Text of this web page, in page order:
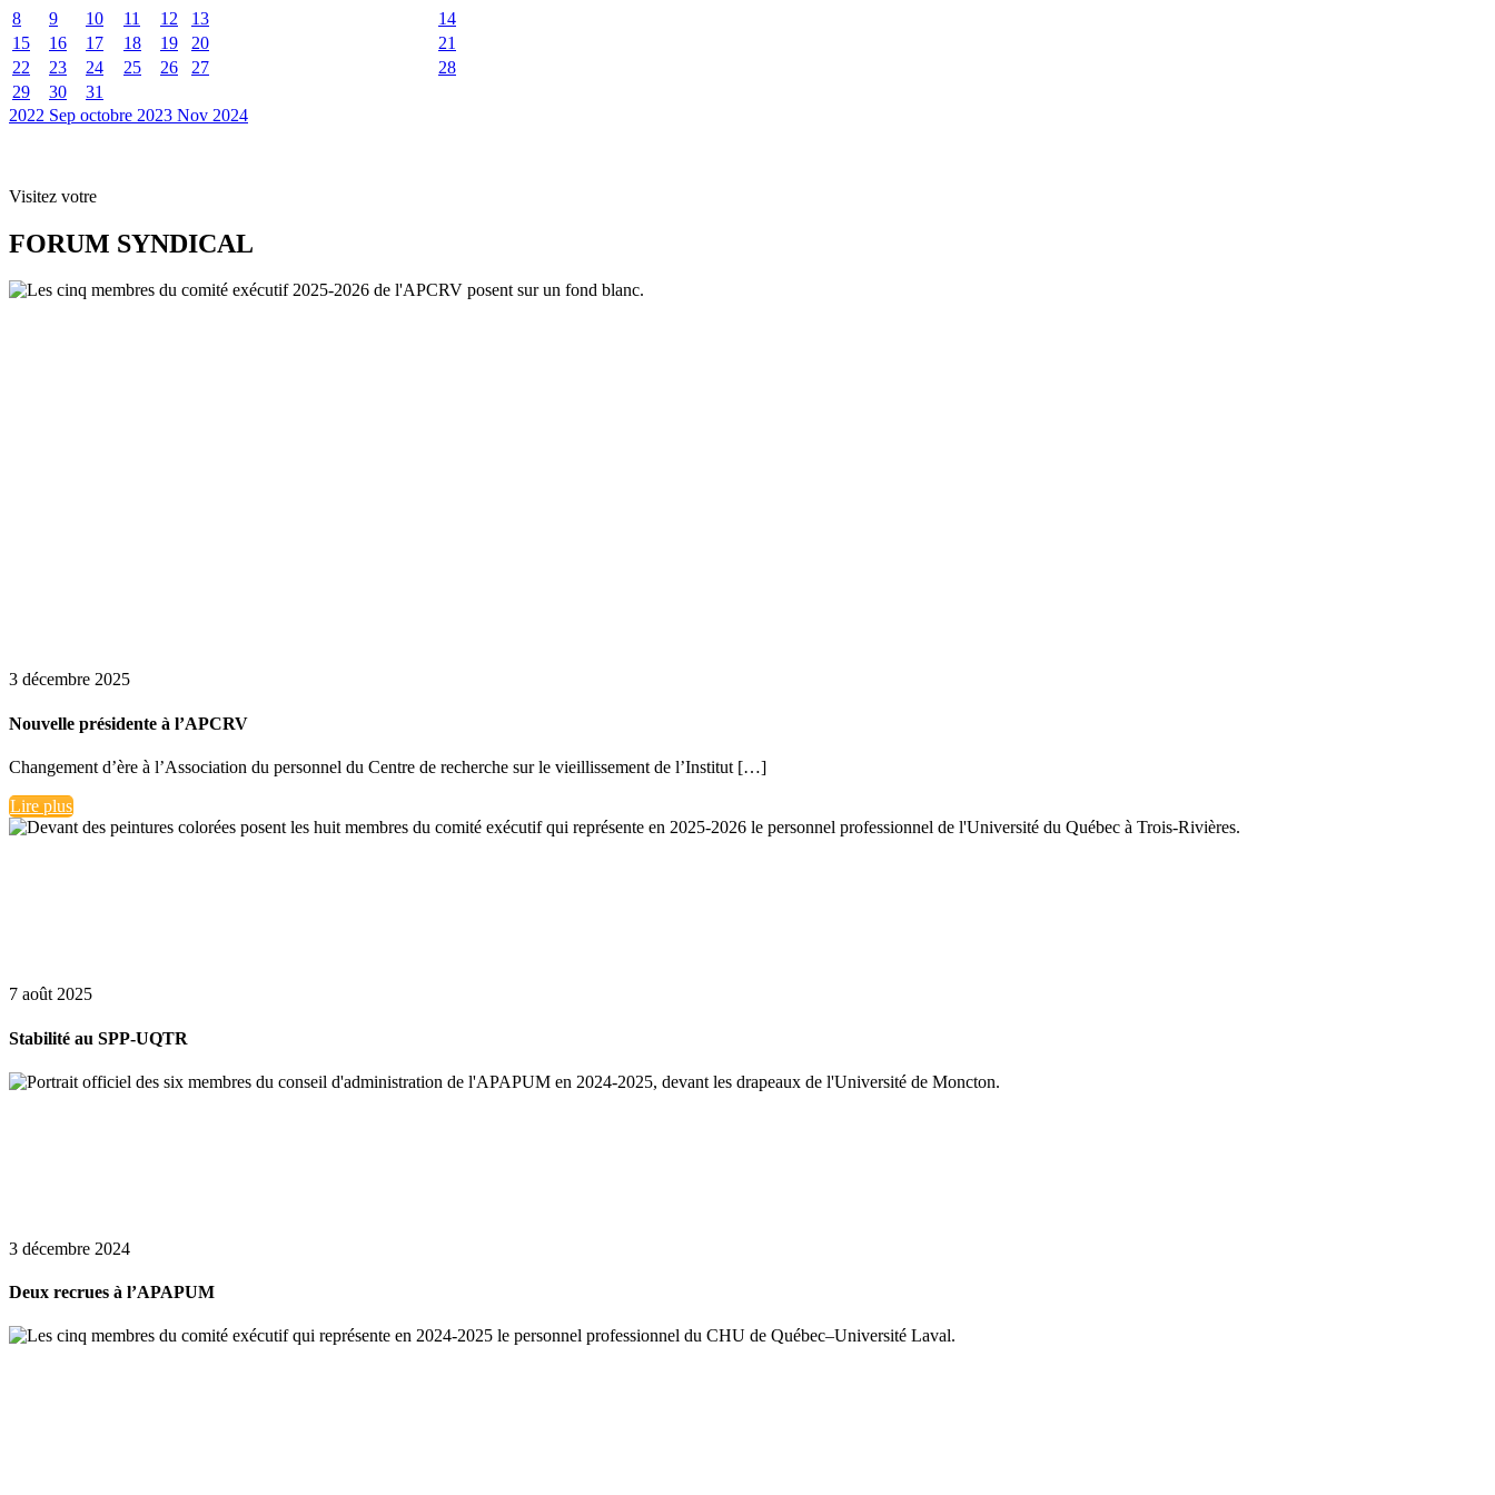
8 9 10 11 12 13
14
15
16 17 18 19 20
21
22
23 24 25 26 27
28
29
30
31
2022 Sep octobre 2023 Nov 2024
Visitez votre
FORUM SYNDICAL
3 décembre 2025
Nouvelle présidente à l’APCRV
Changement d’ère à l’Association du personnel du Centre de recherche sur le vieillissement de l’Institut […]
Lire plus
7 août 2025
Stabilité au SPP-UQTR
3 décembre 2024
Deux recrues à l’APAPUM